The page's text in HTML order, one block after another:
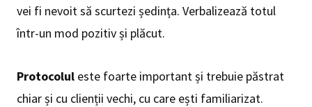
vei fi nevoit să scurtezi ședința. Verbalizează totul
într-un mod pozitiv și plăcut.
Protocolul este foarte important și trebuie păstrat
chiar și cu clienții vechi, cu care ești familiarizat.